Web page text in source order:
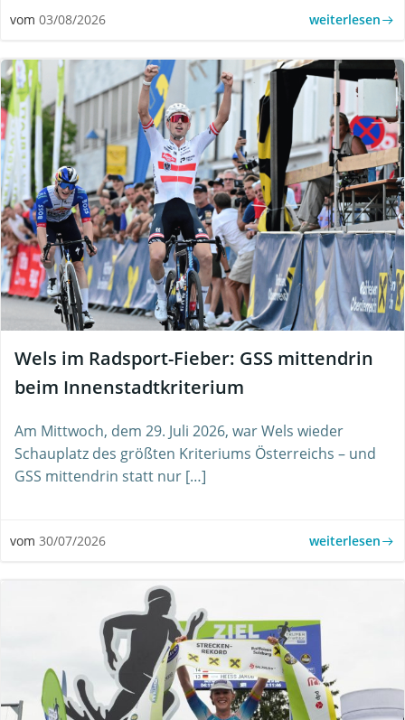
vom 03/08/2026 weiterlesen
Wels im Radsport-Fieber: GSS mittendrin
beim Innenstadtkriterium
Am Mittwoch, dem 29. Juli 2026, war Wels wieder
Schauplatz des größten Kriteriums Österreichs – und
GSS mittendrin statt nur […]
vom 30/07/2026 weiterlesen